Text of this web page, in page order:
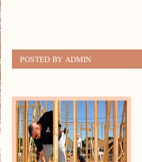
POSTED BY ADMIN